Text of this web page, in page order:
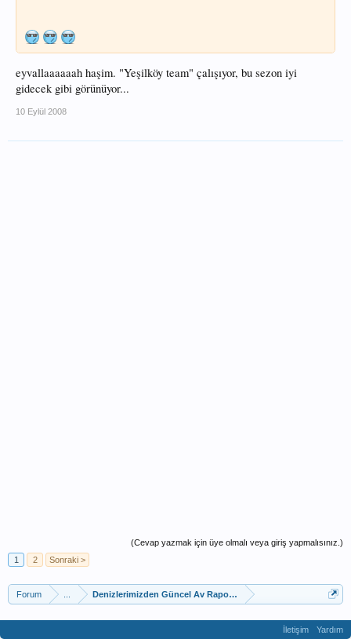
eyvallaaaaaah haşim. "Yeşilköy team" çalışıyor, bu sezon iyi
gidecek gibi görünüyor...
10 Eylül 2008
(Cevap yazmak için üye olmalı veya giriş yapmalısınız.)
1
2 Sonraki >
Forum Denizlerimizden Güncel Av Raporları
İletişim Yardım